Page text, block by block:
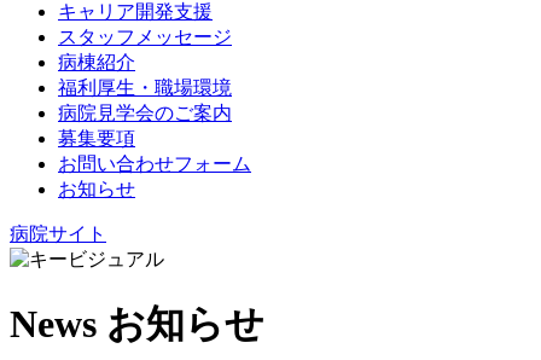
キャリア開発支援
スタッフメッセージ
病棟紹介
福利厚生・職場環境
病院見学会のご案内
募集要項
お問い合わせフォーム
お知らせ
病院サイト
News お知らせ